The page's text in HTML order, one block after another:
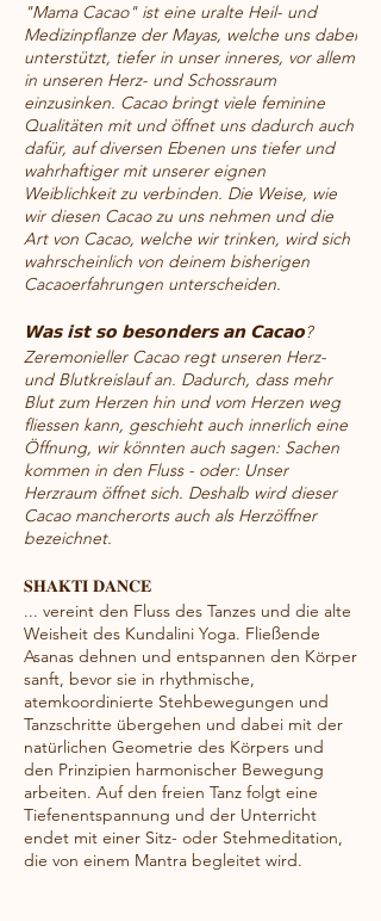
"Mama Cacao" ist eine uralte Heil- und
Medizinpflanze der Mayas, welche uns dabei
unterstützt, tiefer in unser inneres, vor allem
in unseren Herz- und Schossraum
einzusinken. Cacao bringt viele feminine
Qualitäten mit und öffnet uns dadurch auch
dafür, auf diversen Ebenen uns tiefer und
wahrhaftiger mit unserer eignen
Weiblichkeit zu verbinden. Die Weise, wie
wir diesen Cacao zu uns nehmen und die
Art von Cacao, welche wir trinken, wird sich
wahrscheinlich von deinem bisherigen
Cacaoerfahrungen unterscheiden.
𝗪𝗮𝘀 𝗶𝘀𝘁 𝘀𝗼 𝗯𝗲𝘀𝗼𝗻𝗱𝗲𝗿𝘀 𝗮𝗻 𝗖𝗮𝗰𝗮𝗼?
Zeremonieller Cacao regt unseren Herz-
und Blutkreislauf an. Dadurch, dass mehr
Blut zum Herzen hin und vom Herzen weg
fliessen kann, geschieht auch innerlich eine
Öffnung, wir könnten auch sagen: Sachen
kommen in den Fluss - oder: Unser
Herzraum öffnet sich. Deshalb wird dieser
Cacao mancherorts auch als Herzöffner
bezeichnet.
𝐒𝐇𝐀𝐊𝐓𝐈 𝐃𝐀𝐍𝐂𝐄
... vereint den Fluss des Tanzes und die alte
Weisheit des Kundalini Yoga. Fließende
Asanas dehnen und entspannen den Körper
sanft, bevor sie in rhythmische,
atemkoordinierte Stehbewegungen und
Tanzschritte übergehen und dabei mit der
natürlichen Geometrie des Körpers und
den Prinzipien harmonischer Bewegung
arbeiten. Auf den freien Tanz folgt eine
Tiefenentspannung und der Unterricht
endet mit einer Sitz- oder Stehmeditation,
die von einem Mantra begleitet wird.